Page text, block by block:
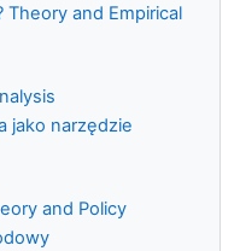
Theory and Empirical
jako narzędzie
and Policy